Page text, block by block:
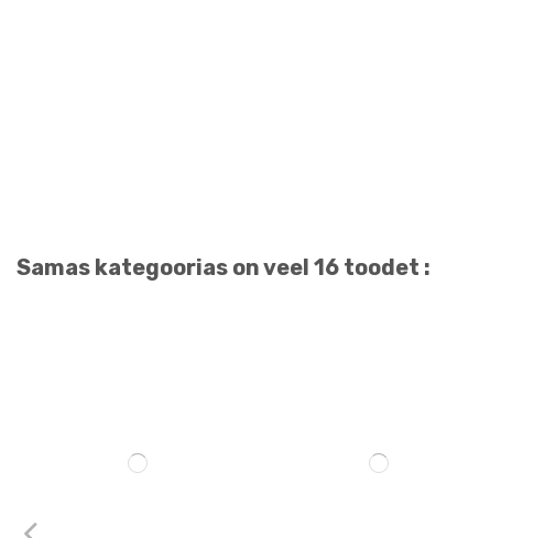
Samas kategoorias on veel 16 toodet :